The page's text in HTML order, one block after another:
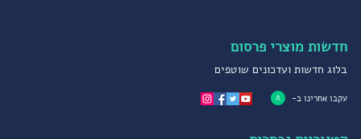
בלוג חדשות ועדכונים שוטפים
עקבו אחרינו ב-
חדשות מוצרי פרסום